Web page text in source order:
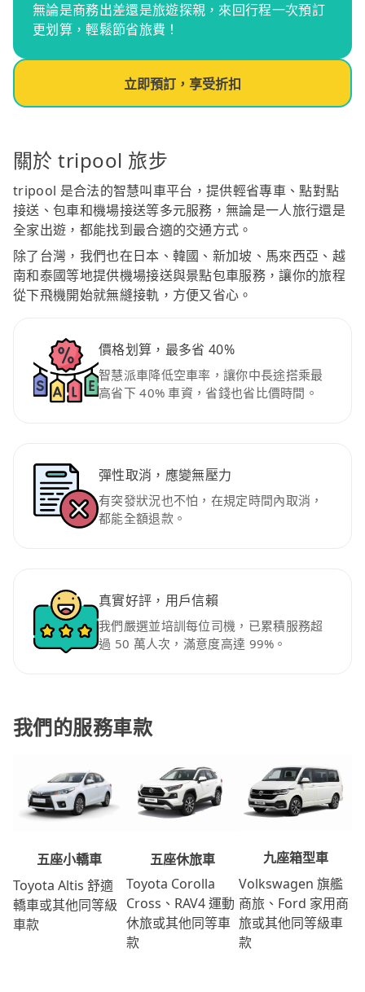
無論是商務出差還是旅遊探親，來回行程一次預訂
更划算，輕鬆節省旅費！
立即預訂，享受折扣
關於 tripool 旅步
tripool 是合法的智慧叫車平台，提供輕省專車、點對點
接送、包車和機場接送等多元服務，無論是一人旅行還是
全家出遊，都能找到最合適的交通方式。
除了台灣，我們也在日本、韓國、新加坡、馬來西亞、越
南和泰國等地提供機場接送與景點包車服務，讓你的旅程
從下飛機開始就無縫接軌，方便又省心。
價格划算，最多省 40%
智慧派車降低空車率，讓你中長途搭乘最
高省下 40% 車資，省錢也省比價時間。
彈性取消，應變無壓力
有突發狀況也不怕，在規定時間內取消，
都能全額退款。
真實好評，用戶信賴
我們嚴選並培訓每位司機，已累積服務超
過 50 萬人次，滿意度高達 99%。
我們的服務車款
五座小轎車
Toyota Altis 舒適
轎車或其他同等級
車款
五座休旅車
Toyota Corolla
Cross、RAV4 運動
休旅或其他同等車
款
九座箱型車
Volkswagen 旗艦
商旅、Ford 家用商
旅或其他同等級車
款